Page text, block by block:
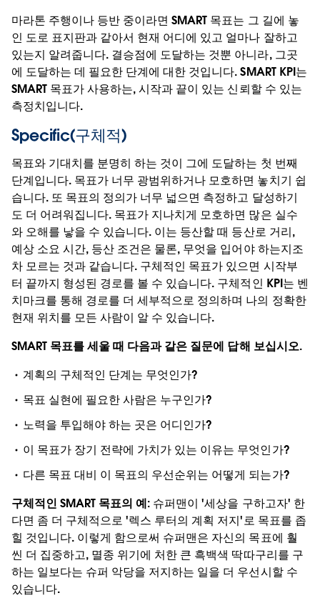
마라톤 주행이나 등반 중이라면 SMART 목표는 그 길에 놓
인 도로 표지판과 같아서 현재 어디에 있고 얼마나 잘하고
있는지 알려줍니다. 결승점에 도달하는 것뿐 아니라, 그곳
에 도달하는 데 필요한 단계에 대한 것입니다. SMART KPI는
SMART 목표가 사용하는, 시작과 끝이 있는 신뢰할 수 있는
측정치입니다.
Specific(구체적)
목표와 기대치를 분명히 하는 것이 그에 도달하는 첫 번째
단계입니다. 목표가 너무 광범위하거나 모호하면 놓치기 쉽
습니다. 또 목표의 정의가 너무 넓으면 측정하고 달성하기
도 더 어려워집니다. 목표가 지나치게 모호하면 많은 실수
와 오해를 낳을 수 있습니다. 이는 등산할 때 등산로 거리,
예상 소요 시간, 등산 조건은 물론, 무엇을 입어야 하는지조
차 모르는 것과 같습니다. 구체적인 목표가 있으면 시작부
터 끝까지 형성된 경로를 볼 수 있습니다. 구체적인 KPI는 벤
치마크를 통해 경로를 더 세부적으로 정의하며 나의 정확한
현재 위치를 모든 사람이 알 수 있습니다.
SMART 목표를 세울 때 다음과 같은 질문에 답해 보십시오.
계획의 구체적인 단계는 무엇인가?
목표 실현에 필요한 사람은 누구인가?
노력을 투입해야 하는 곳은 어디인가?
이 목표가 장기 전략에 가치가 있는 이유는 무엇인가?
다른 목표 대비 이 목표의 우선순위는 어떻게 되는가?
구체적인 SMART 목표의 예: 슈퍼맨이 '세상을 구하고자' 한
다면 좀 더 구체적으로 '렉스 루터의 계획 저지'로 목표를 좁
힐 것입니다. 이렇게 함으로써 슈퍼맨은 자신의 목표에 훨
씬 더 집중하고, 멸종 위기에 처한 큰 흑백색 딱따구리를 구
하는 일보다는 슈퍼 악당을 저지하는 일을 더 우선시할 수
있습니다.